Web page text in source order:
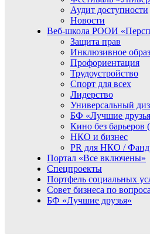
Аудит доступности
Новости
Веб-школа РООИ
Защита прав
Инклюзивное
Профориентация
Трудоустройство
Спорт для всех
Лидерство
Универсальный
БФ «Лучшие
Кино без барьеров
НКО и бизнес
PR для НКО /
Портал «Все включены»
Спецпроекты
Портфель социальных
Совет бизнеса по
БФ «Лучшие друзья»